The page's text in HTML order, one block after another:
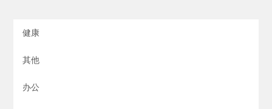
健康
其他
办公